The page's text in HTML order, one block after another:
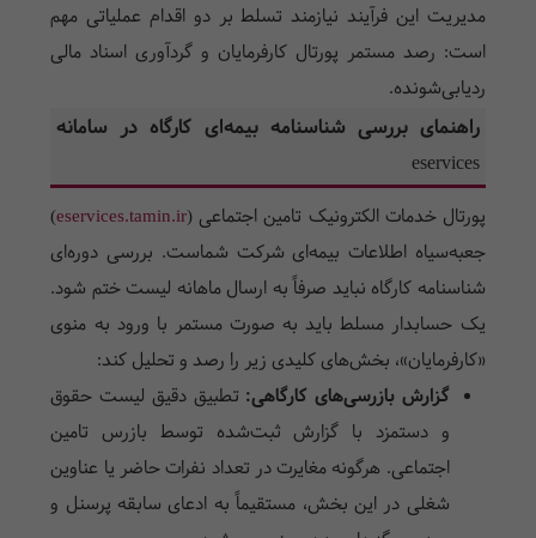
مدیریت این فرآیند نیازمند تسلط بر دو اقدام عملیاتی مهم
است: رصد مستمر پورتال کارفرمایان و گردآوری اسناد مالی
ردیابی‌شونده.
راهنمای بررسی شناسنامه بیمه‌ای کارگاه در سامانه
eservices
پورتال خدمات الکترونیک تامین اجتماعی (eservices.tamin.ir
)
جعبه‌سیاه اطلاعات بیمه‌ای شرکت شماست. بررسی دوره‌ای
شناسنامه کارگاه نباید صرفاً به ارسال ماهانه لیست ختم شود.
یک حسابدار مسلط باید به صورت مستمر با ورود به منوی
«کارفرمایان»، بخش‌های کلیدی زیر را رصد و تحلیل کند:
گزارش بازرسی‌های کارگاهی: تطبیق دقیق لیست حقوق
و دستمزد با گزارش ثبت‌شده توسط بازرس تامین
اجتماعی. هرگونه مغایرت در تعداد نفرات حاضر یا عناوین
شغلی در این بخش، مستقیماً به ادعای سابقه پرسنل و